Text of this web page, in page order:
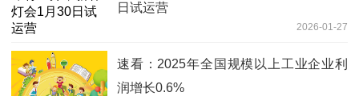
日试运营
2026-01-27
速看：2025年全国规模以上工业企业利
润增长0.6%